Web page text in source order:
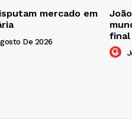
mercado em
De 2026
final